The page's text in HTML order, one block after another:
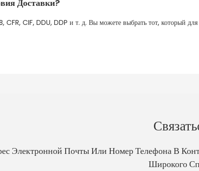
Доставки?
CIF, DDU, DDP и т. д. Вы можете выбрать тот, который для
Электронной Почты Или Номер Телефона В
Широкого